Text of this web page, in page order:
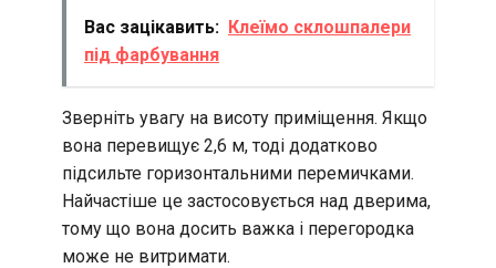
Вас зацікавить: Клеїмо склошпалери
під фарбування
Зверніть увагу на висоту приміщення. Якщо
вона перевищує 2,6 м, тоді додатково
підсильте горизонтальними перемичками.
Найчастіше це застосовується над дверима,
тому що вона досить важка і перегородка
може не витримати.